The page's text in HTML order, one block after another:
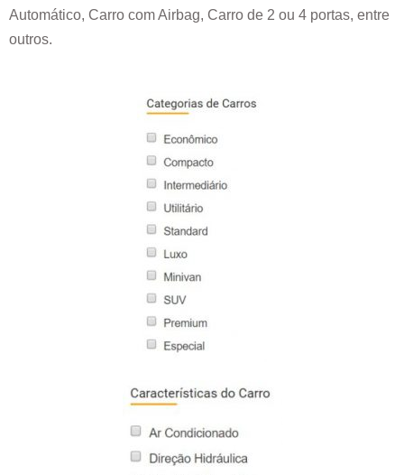
Automático, Carro com Airbag, Carro de 2 ou 4 portas, entre
outros.